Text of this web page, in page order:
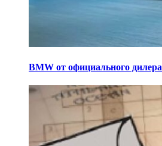
BMW от официального дилера